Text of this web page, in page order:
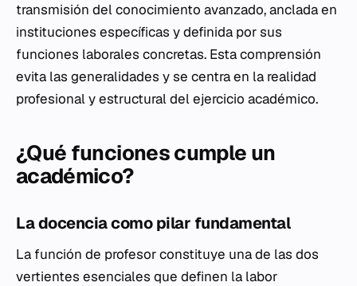
transmisión del conocimiento avanzado, anclada en
instituciones específicas y definida por sus
funciones laborales concretas. Esta comprensión
evita las generalidades y se centra en la realidad
profesional y estructural del ejercicio académico.
¿Qué funciones cumple un
académico?
La docencia como pilar fundamental
La función de profesor constituye una de las dos
vertientes esenciales que definen la labor